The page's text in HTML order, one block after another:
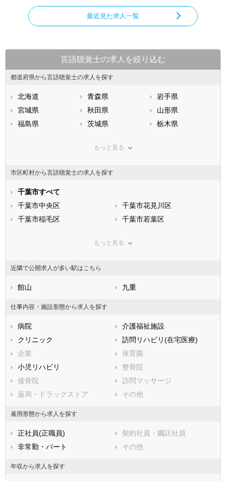
最近見た求人一覧
言語聴覚士の求人を絞り込む
都道府県から言語聴覚士の求人を探す
北海道 青森県
岩手県
宮城県
秋田県
山形県
福島県
茨城県
栃木県
神奈川県
石川県
福井県
静岡県
滋賀県
大阪府
兵庫県
和歌山県
山口県
福岡県
佐賀県
熊本県
もっと見る
市区町村から言語聴覚士の求人を探す
千葉市すべて
千葉市中央区
千葉市花見川区
千葉市稲毛区
千葉市若葉区
船橋市
木更津市
松戸市
東金市
旭市
習志野市
柏市
勝浦市
市原市
流山市
八千代市
我孫子市
鴨川市
鎌ケ谷市
君津市
富津市
八街市
印西市
白井市
富里市
南房総市
もっと見る
近隣で公開求人が多い駅はこちら
館山 九重
仕事内容・施設形態から求人を探す
病院
介護福祉施設
クリニック
訪問リハビリ(在宅医療)
企業
保育園
小児リハビリ
整骨院
接骨院
訪問マッサージ
薬局・ドラッグストア
その他
雇用形態から求人を探す
正社員(正職員)
契約社員・嘱託社員
非常勤・パート
その他
年収から求人を探す